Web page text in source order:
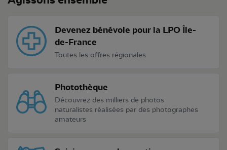
Devenez bénévole pour la LPO Île-
de-France
Toutes les offres régionales
Photothèque
Découvrez des milliers de photos
naturalistes réalisées par des photographes
amateurs